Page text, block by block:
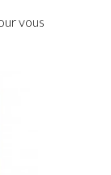
vous